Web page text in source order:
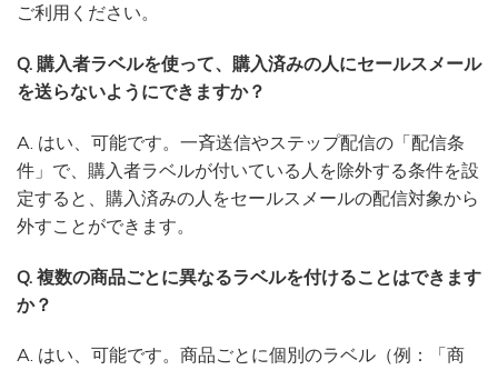
ご利用ください。
Q. 購入者ラベルを使って、購入済みの人にセールスメール
を送らないようにできますか？
A. はい、可能です。一斉送信やステップ配信の「配信条
件」で、購入者ラベルが付いている人を除外する条件を設
定すると、購入済みの人をセールスメールの配信対象から
外すことができます。
Q. 複数の商品ごとに異なるラベルを付けることはできます
か？
A. はい、可能です。商品ごとに個別のラベル（例：「商